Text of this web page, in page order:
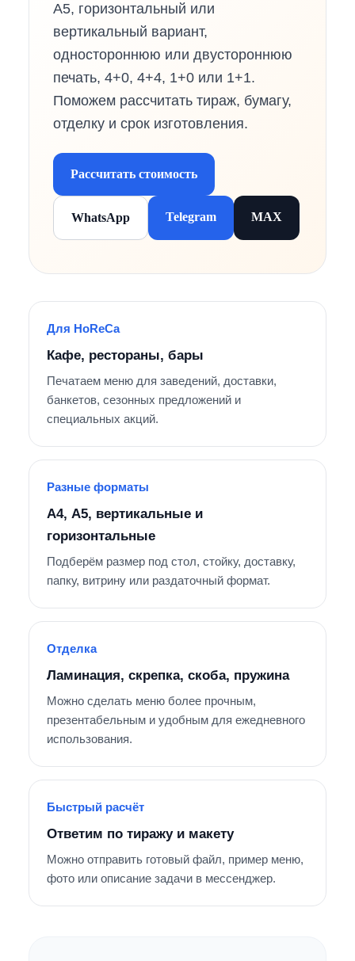
А5, горизонтальный или
вертикальный вариант,
одностороннюю или двустороннюю
печать, 4+0, 4+4, 1+0 или 1+1.
Поможем рассчитать тираж, бумагу,
отделку и срок изготовления.
Рассчитать стоимость
WhatsApp Telegram MAX
Для HoReCa
Кафе, рестораны, бары
Печатаем меню для заведений, доставки,
банкетов, сезонных предложений и
специальных акций.
Разные форматы
А4, А5, вертикальные и
горизонтальные
Подберём размер под стол, стойку, доставку,
папку, витрину или раздаточный формат.
Отделка
Ламинация, скрепка, скоба, пружина
Можно сделать меню более прочным,
презентабельным и удобным для ежедневного
использования.
Быстрый расчёт
Ответим по тиражу и макету
Можно отправить готовый файл, пример меню,
фото или описание задачи в мессенджер.